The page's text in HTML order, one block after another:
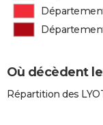
Où décèdent
Répartition des